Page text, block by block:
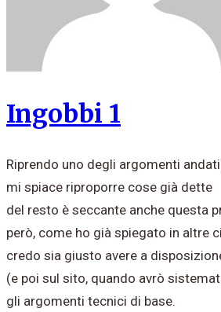
Ingobbi 1
Riprendo uno degli argomenti
mi spiace riproporre cose già dette
del resto è seccante anche questa
però, come ho già spiegato in altre
credo sia giusto avere a
(e poi sul sito, quando avrò
gli argomenti tecnici di base.